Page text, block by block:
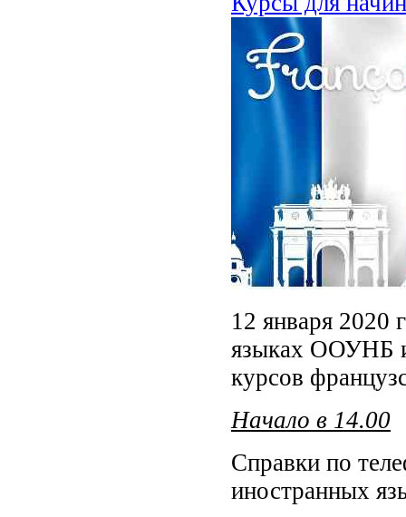
12 января 2020
языках ООУНБ
курсов
Начало в 14.00
Справки по
иностранных